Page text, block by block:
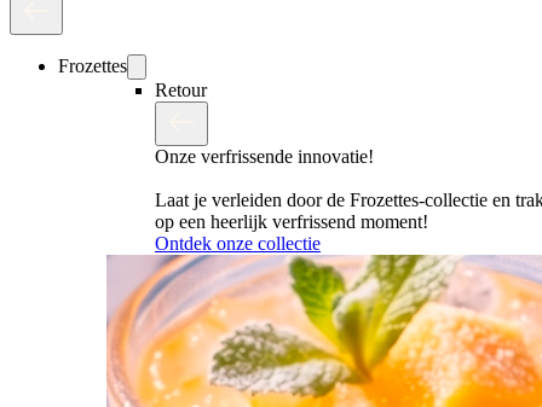
Frozettes
Retour
Onze verfrissende innovatie!
Laat je verleiden door de Frozettes-collectie en
op een heerlijk verfrissend moment!
Ontdek onze collectie